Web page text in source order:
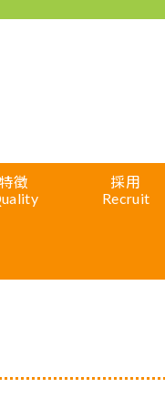
特徴
採用
Recruit